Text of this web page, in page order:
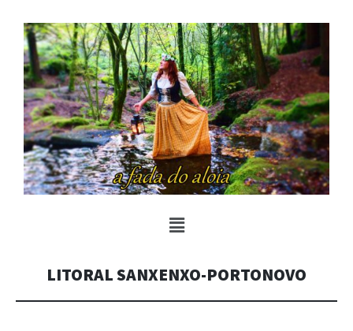
LITORAL SANXENXO-PORTONOVO